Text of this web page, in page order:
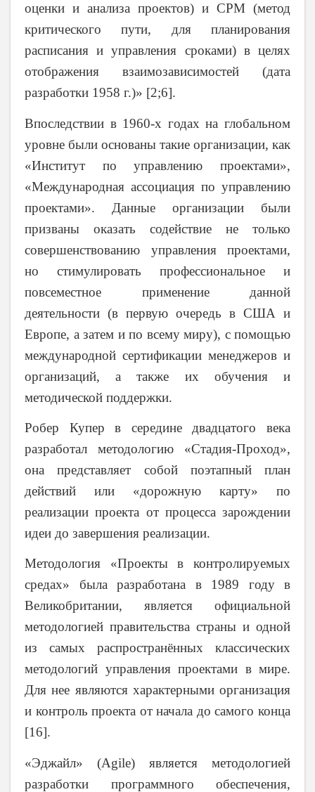
оценки и анализа проектов) и CPM (метод
критического пути, для планирования
расписания и управления сроками) в целях
отображения взаимозависимостей (дата
разработки 1958 г.)» [2;6].
Впоследствии в 1960-х годах на глобальном
уровне были основаны такие организации, как
«Институт по управлению проектами»,
«Международная ассоциация по управлению
проектами». Данные организации были
призваны оказать содействие не только
совершенствованию управления проектами,
но стимулировать профессиональное и
повсеместное применение данной
деятельности (в первую очередь в США и
Европе, а затем и по всему миру), с помощью
международной сертификации менеджеров и
организаций, а также их обучения и
методической поддержки.
Робер Купер в середине двадцатого века
разработал методологию «Стадия-Проход»,
она представляет собой поэтапный план
действий или «дорожную карту» по
реализации проекта от процесса зарождении
идеи до завершения реализации.
Методология «Проекты в контролируемых
средах» была разработана в 1989 году в
Великобритании, является официальной
методологией правительства страны и одной
из самых распространённых классических
методологий управления проектами в мире.
Для нее являются характерными организация
и контроль проекта от начала до самого конца
[16].
«Эджайл» (Agile) является методологией
разработки программного обеспечения,